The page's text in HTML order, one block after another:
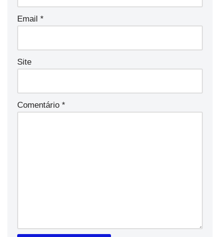
Email *
Site
Comentário *